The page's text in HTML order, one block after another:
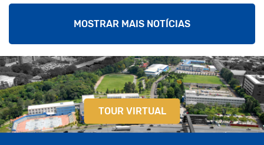
MOSTRAR MAIS NOTÍCIAS
TOUR VIRTUAL